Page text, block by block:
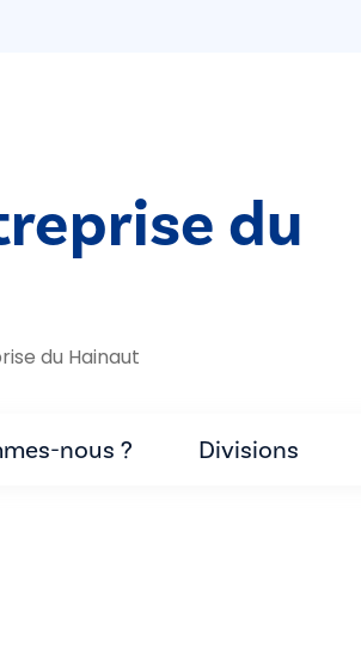
du
du Hainaut
nous ? Divisions